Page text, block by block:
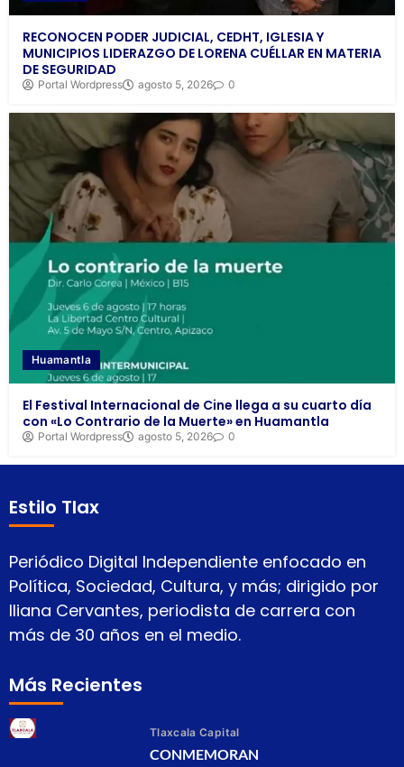
RECONOCEN PODER JUDICIAL, CEDHT, IGLESIA Y
MUNICIPIOS LIDERAZGO DE LORENA CUÉLLAR EN MATERIA
DE SEGURIDAD
Portal Wordpress agosto 5, 2026 0
Huamantla
El Festival Internacional de Cine llega a su cuarto día
con «Lo Contrario de la Muerte» en Huamantla
Portal Wordpress agosto 5, 2026 0
Estilo Tlax
Periódico Digital Independiente enfocado en
Política, Sociedad, Cultura, y más; dirigido por
Iliana Cervantes, periodista de carrera con
más de 30 años en el medio.
Más Recientes
Tlaxcala Capital
CONMEMORAN